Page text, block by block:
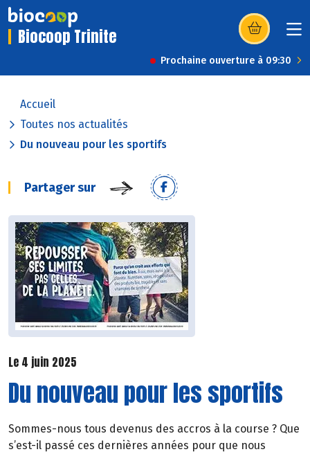
Biocoop Trinite (s’ouvre dans
Prochaine ouverture à 09:30
Accueil
Toutes nos actualités
Du nouveau pour les sportifs
Partager sur
Le 4 juin 2025
Du nouveau pour les sportifs
Sommes-nous tous devenus des accros à la course ? Que
s’est-il passé ces dernières années pour que nous